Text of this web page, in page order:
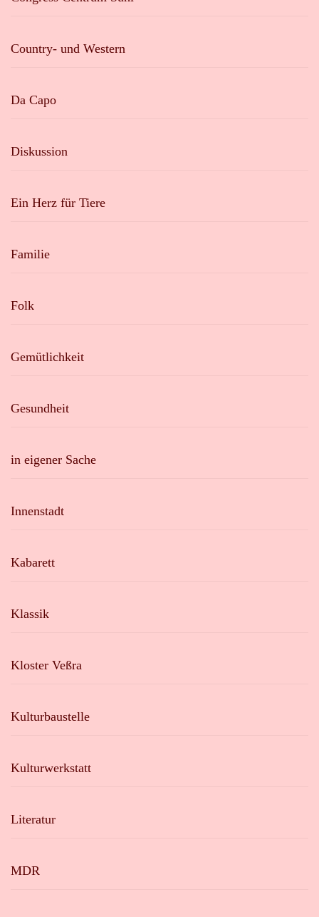
Country- und Western
Da Capo
Diskussion
Ein Herz für Tiere
Familie
Folk
Gemütlichkeit
Gesundheit
in eigener Sache
Innenstadt
Kabarett
Klassik
Kloster Veßra
Kulturbaustelle
Kulturwerkstatt
Literatur
MDR